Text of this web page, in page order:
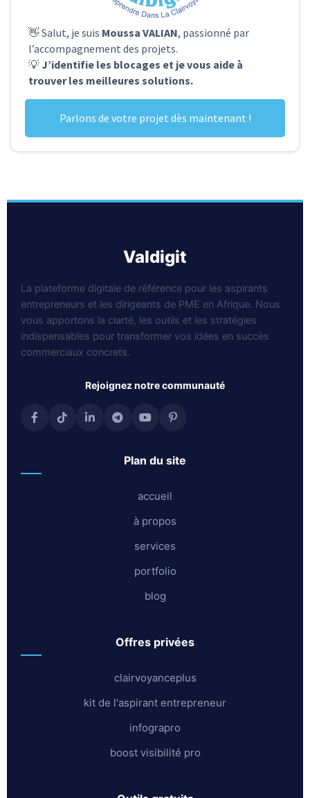
👋 Salut, je suis Moussa VALIAN, passionné par
l’accompagnement des projets.
💡 J’identifie les blocages et je vous aide à
trouver les meilleures solutions.
Parlons de votre projet dès maintenant !
valdigit
La plateforme digitale de référence pour les aspirants
entrepreneurs et les dirigeants de PME en Afrique. Nous
vous apportons la clarté, les outils et les stratégies
indispensables pour transformer vos idées en succès
commerciaux concrets.
rejoignez notre communauté
plan du site
accueil
à propos
services
portfolio
blog
offres privées
clairvoyanceplus
kit de l'aspirant entrepreneur
infograpro
boost visibilité pro